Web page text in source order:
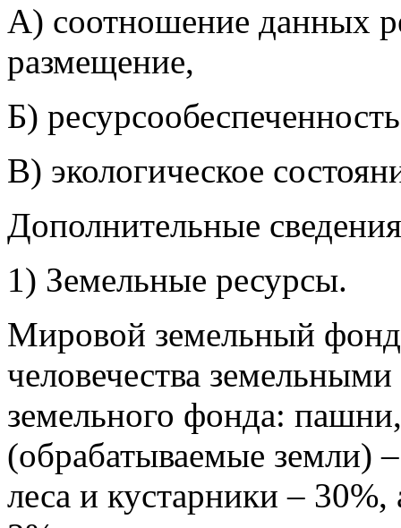
А) соотношение данных
размещение,
Б)
В) экологическое
Дополнительные
1) Земельные ресурсы.
Мировой земельный фонд
человечества
земельного фонда:
(обрабатываемые земли)
леса и кустарники –